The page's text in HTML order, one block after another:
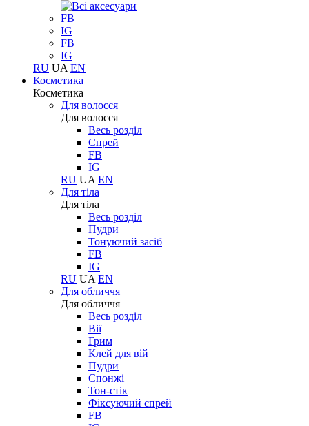
FB
IG
FB
IG
RU UA EN
Косметика
Косметика
Для волосся
Для волосся
Весь розділ
Спрей
FB
IG
RU UA EN
Для тіла
Для тіла
Весь розділ
Пудри
Тонуючий засіб
FB
IG
RU UA EN
Для обличчя
Для обличчя
Весь розділ
Вії
Грим
Клей для вій
Пудри
Спонжі
Тон-стік
Фіксуючий спрей
FB